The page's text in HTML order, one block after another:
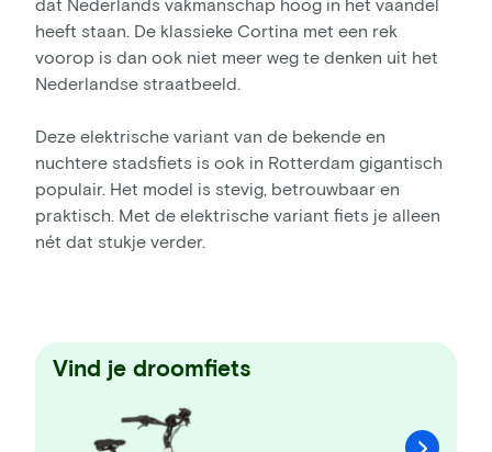
heeft staan. De klassieke Cortina met een rek
voorop is dan ook niet meer weg te denken uit het
Nederlandse straatbeeld.
Deze elektrische variant van de bekende en
nuchtere stadsfiets is ook in Rotterdam gigantisch
populair. Het model is stevig, betrouwbaar en
praktisch. Met de elektrische variant fiets je alleen
nét dat stukje verder.
Vind je droomfiets